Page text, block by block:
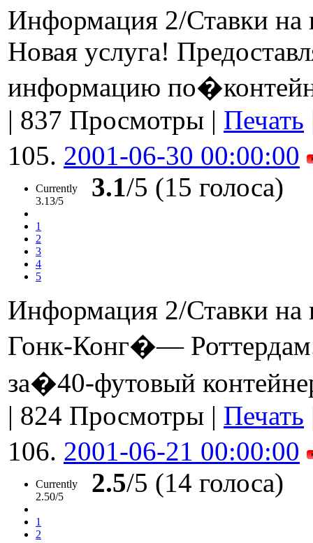
Информация 2/Ставки на
Новая услуга!
информацию
| 837 Просмотры | Печать
105. 2001-06-30 00:00:00
Currently
3.13/5
1
2
3
4
5
3.1/5 (15 голоса)
Информация 2/Ставки на
Гонк-Конг�—
за�40-футовый
| 824 Просмотры | Печать
106. 2001-06-21 00:00:00
Currently
2.50/5
1
2
2.5/5 (14 голоса)